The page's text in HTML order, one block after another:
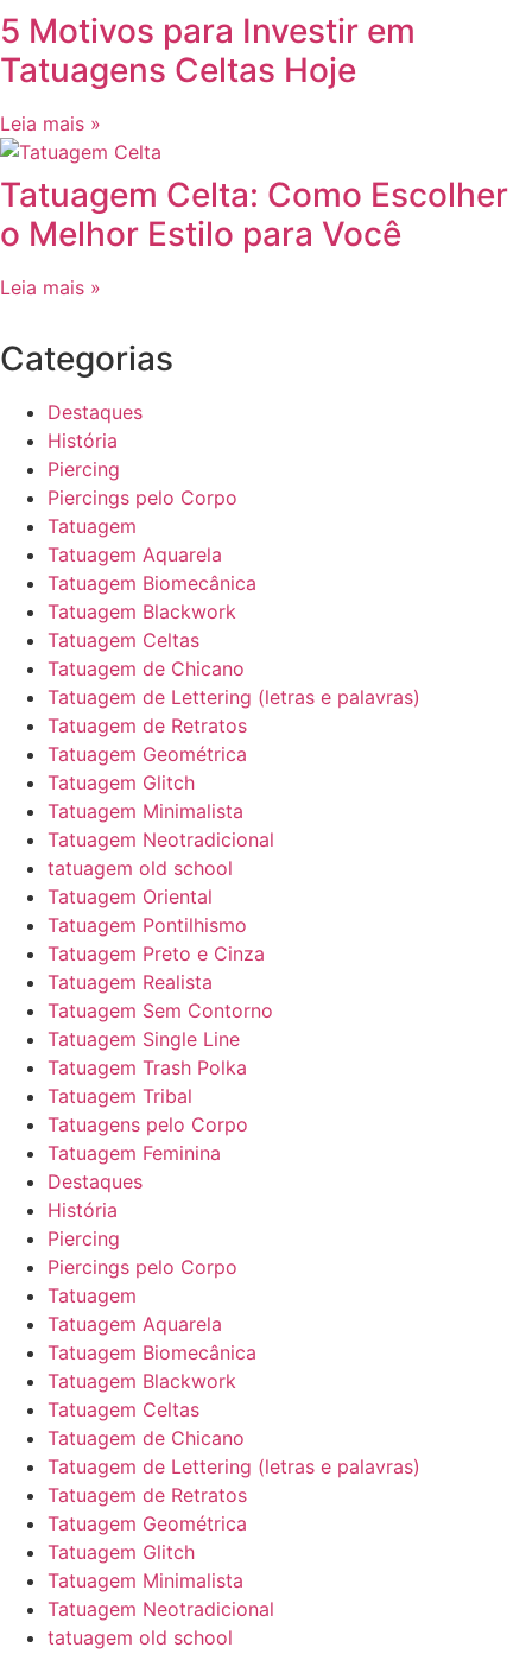
5 Motivos para Investir em
Tatuagens Celtas Hoje
Leia mais »
Tatuagem Celta: Como Escolher
o Melhor Estilo para Você
Leia mais »
Categorias
Destaques
História
Piercing
Piercings pelo Corpo
Tatuagem
Tatuagem Aquarela
Tatuagem Biomecânica
Tatuagem Blackwork
Tatuagem Celtas
Tatuagem de Chicano
Tatuagem de Lettering (letras e palavras)
Tatuagem de Retratos
Tatuagem Geométrica
Tatuagem Glitch
Tatuagem Minimalista
Tatuagem Neotradicional
tatuagem old school
Tatuagem Oriental
Tatuagem Pontilhismo
Tatuagem Preto e Cinza
Tatuagem Realista
Tatuagem Sem Contorno
Tatuagem Single Line
Tatuagem Trash Polka
Tatuagem Tribal
Tatuagens pelo Corpo
Tatuagem Feminina
Destaques
História
Piercing
Piercings pelo Corpo
Tatuagem
Tatuagem Aquarela
Tatuagem Biomecânica
Tatuagem Blackwork
Tatuagem Celtas
Tatuagem de Chicano
Tatuagem de Lettering (letras e palavras)
Tatuagem de Retratos
Tatuagem Geométrica
Tatuagem Glitch
Tatuagem Minimalista
Tatuagem Neotradicional
tatuagem old school